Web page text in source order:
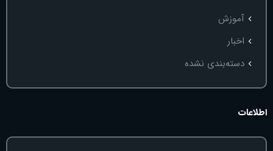
آموزش
اخبار
دسته‌بندی نشده
اطلاعات